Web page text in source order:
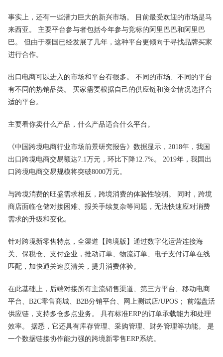
事实上，还有一些潜力巨大的新兴市场。 目前最受欢迎的市场是马
来西亚。 主要平台参与者包括今年参与竞标的阿里巴巴和阿里巴
巴。 但由于泰国已经发展了几年，这种平台更倾向于寻找品牌买家
进行合作。
出口电商可以进入的市场和平台有很多。 不同的市场、不同的平台
有不同的热销品类。 买家需要根据自己的供应链和资金情况选择合
适的平台。
主要看你卖什么产品，什么产品适合什么平台。
《中国跨境电商行业市场前景研究报告》数据显示，2018年，我国
出口跨境电商交易额达7.1万元，环比下降12.7%。 2019年，我国出
口跨境电商交易规模将突破8000万元。
与跨境消费的旺盛需求相反，跨境消费的体验性较弱。 同时，跨境
商店面临仓储对接困难、报关手续复杂等问题，无法快速应对消费
需求的升级和变化。
针对跨境新零售特点，全渠道【跨境版】通过数字化运营连接海
关、保税仓、支付企业，推动订单、物流订单、电子支付订单在线
匹配，加快通关速度清关，提升消费体验。
在此基础上，后端对接所有主流销售渠道、第三方平台、移动电商
平台、B2C零售商城、B2B分销平台、网上测试店/UPOS； 前端盘活
供应链，支持多仓多点业务。 具有标准ERP的订单承载能力和处理
效率。 据悉，它还具有库存管理、采购管理、财务管理等功能。 是
一个数据链接协作能力强的跨境新零售ERP系统。